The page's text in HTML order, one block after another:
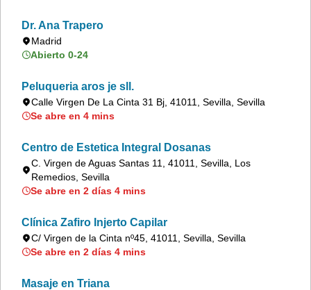
Dr. Ana Trapero
Madrid
Abierto 0-24
Peluqueria aros je sll.
Calle Virgen De La Cinta 31 Bj, 41011, Sevilla, Sevilla
Se abre en 4 mins
Centro de Estetica Integral Dosanas
C. Virgen de Aguas Santas 11, 41011, Sevilla, Los
Remedios, Sevilla
Se abre en 2 días 4 mins
Clínica Zafiro Injerto Capilar
C/ Virgen de la Cinta nº45, 41011, Sevilla, Sevilla
Se abre en 2 días 4 mins
Masaje en Triana